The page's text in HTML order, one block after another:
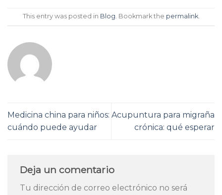
This entry was posted in Blog. Bookmark the permalink.
Medicina china para niños:
cuándo puede ayudar
Acupuntura para migraña
crónica: qué esperar
Deja un comentario
Tu dirección de correo electrónico no será